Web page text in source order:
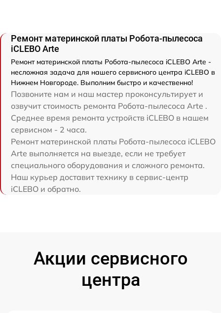
Ремонт материнской платы Робота-пылесоса
iCLEBO Arte
Ремонт материнской платы Робота-пылесоса iCLEBO Arte -
несложная задача для нашего сервисного центра iCLEBO в
Нижнем Новгороде. Выполним быстро и качественно!
Позвоните нам и наш мастер проконсультирует и
озвучит стоимость ремонта Робота-пылесоса Arte .
Среднее время ремонта устройств iCLEBO в нашем
сервисном - 2 часа.
Ремонт материнской платы Робота-пылесоса iCLEBO
Arte выполняется на выезде, если не требует
специального оборудования и сложного ремонта.
Наш курьер доставит технику в сервис-центр
iCLEBO и обратно.
Акции сервисного
центра